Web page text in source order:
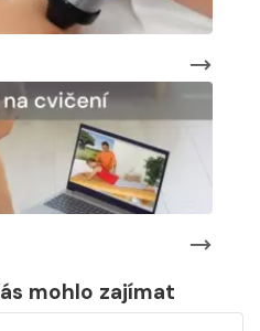
mohlo zajímat